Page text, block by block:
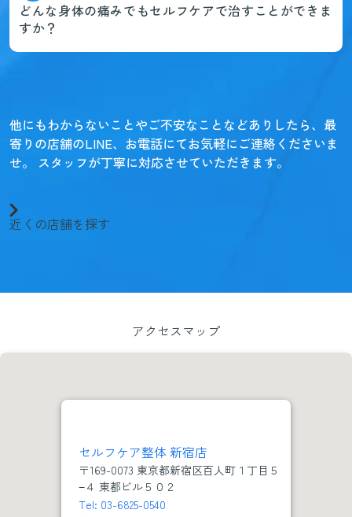
どんな身体の痛みでもセルフケアで治すことができま
すか？
他にもわからないことやご不安なことなどありしたら、 最
寄りの店舗のLINE、お電話にてお気軽にご連絡くださいま
せ。
スタッフが丁寧に対応させていただきます。
近くの店舗を探す
アクセスマップ
セルフケア整体 新宿店
〒169-0073 東京都新宿区百人町１丁目５
−４ 東都ビル５０２
Tel: 03-6825-0540